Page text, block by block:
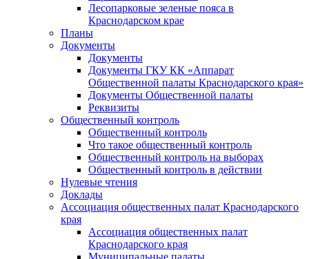
Лесопарковые зеленые пояса в
Краснодарском крае
Планы
Документы
Документы
Документы ГКУ КК «Аппарат
Общественной палаты Краснодарского края»
Документы Общественной палаты
Реквизиты
Общественный контроль
Общественный контроль
Что такое общественный контроль
Общественный контроль на выборах
Общественный контроль в действии
Нулевые чтения
Доклады
Ассоциация общественных палат Краснодарского
края
Ассоциация общественных палат
Краснодарского края
Муниципальные палаты